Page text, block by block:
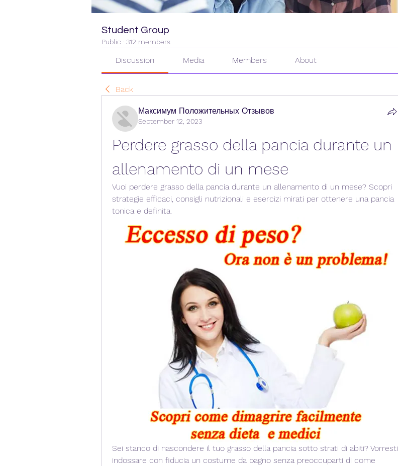
Student Group
Public · 312 members
Discussion Media Members About
Back
Максимум Положительных Отзывов
September 12, 2023
Perdere grasso della pancia durante un
allenamento di un mese
Vuoi perdere grasso della pancia durante un allenamento di un mese? Scopri
strategie efficaci, consigli nutrizionali e esercizi mirati per ottenere una pancia
tonica e definita.
Sei stanco di nascondere il tuo grasso della pancia sotto strati di abiti? Vorresti
indossare con fiducia un costume da bagno senza preoccuparti di come